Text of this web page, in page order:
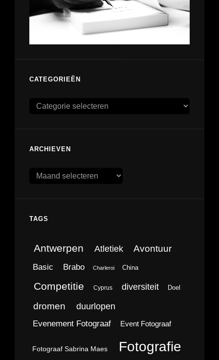
CATEGORIEËN
Categorieën
ARCHIEVEN
Archieven
TAGS
Antwerpen Atletiek Avontuur
Basic Brabo Charleroi China
Competitie Cyprus diversiteit Doel
dromen duurlopen
Evenement Fotograaf Event Fotograaf
Fotograaf Sabrina Maes Fotografie